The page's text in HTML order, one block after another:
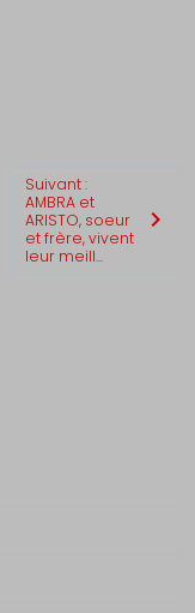
Suivant :
AMBRA et
ARISTO, soeur
et frère, vivent
leur meill...